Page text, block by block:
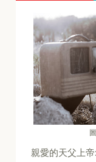
親愛的天父上帝: